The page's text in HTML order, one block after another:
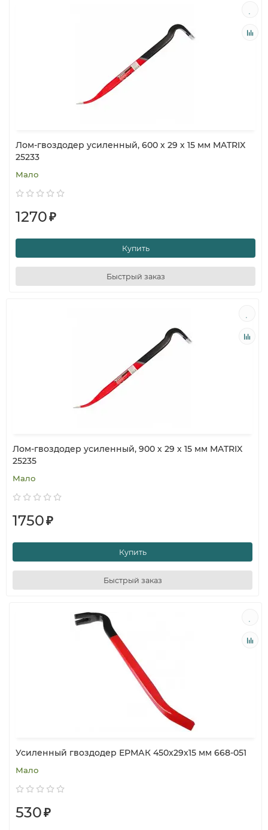
Лом-гвоздодер усиленный, 600 х 29 х 15 мм MATRIX
25233
Мало
1270₽
Купить
Быстрый заказ
Лом-гвоздодер усиленный, 900 х 29 х 15 мм MATRIX
25235
Мало
1750₽
Купить
Быстрый заказ
Усиленный гвоздодер ЕРМАК 450x29x15 мм 668-051
Мало
530₽